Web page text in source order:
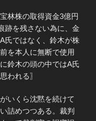
林株の取得資金3億円
跡を残さない為に、金
氏ではなく、鈴木が株
を本人に無断で使用
鈴木の頭の中ではA氏
われる〗
いくら沈黙を続けて
詰めつつある。裁判